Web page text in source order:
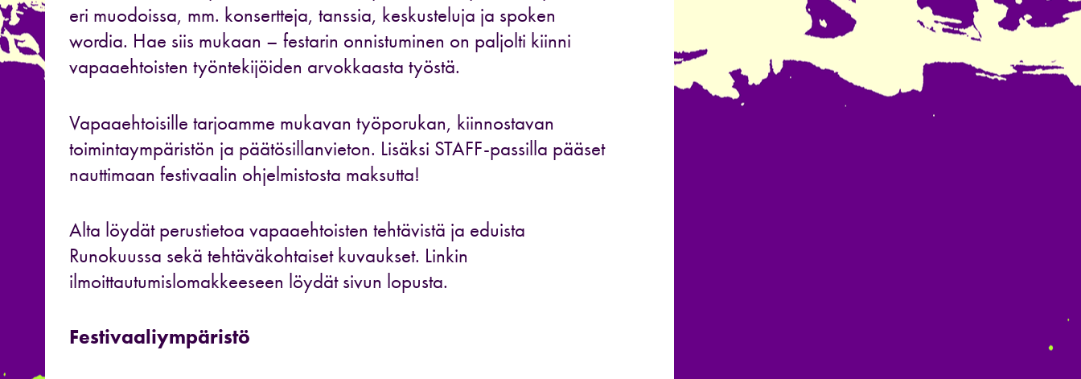
eri muodoissa, mm. konsertteja, tanssia, keskusteluja ja spoken
wordia. Hae siis mukaan – festarin onnistuminen on paljolti kiinni
vapaaehtoisten työntekijöiden arvokkaasta työstä.
Vapaaehtoisille tarjoamme mukavan työporukan, kiinnostavan
toimintaympäristön ja päätösillanvieton. Lisäksi STAFF-passilla pääset
nauttimaan festivaalin ohjelmistosta maksutta!
Alta löydät perustietoa vapaaehtoisten tehtävistä ja eduista
Runokuussa sekä tehtäväkohtaiset kuvaukset. Linkin
ilmoittautumislomakkeeseen löydät sivun lopusta.
Festivaaliympäristö